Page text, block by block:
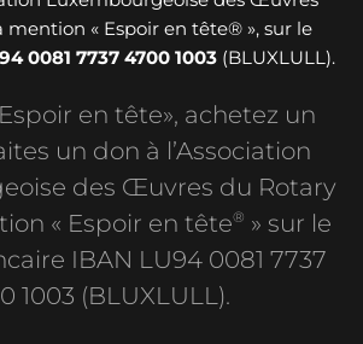
mention « Espoir en tête® », sur le
0081 7737 4700 1003 (BLUXLULL).
en tête», achetez un
un don à l’Association
des Œuvres du Rotary
« Espoir en tête® » sur le
IBAN LU94 0081 7737
1003 (BLUXLULL).